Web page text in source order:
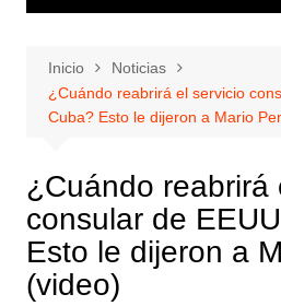
Inicio
Noticias
¿Cuándo reabrirá el servicio
Cuba? Esto le dijeron a Mario
¿Cuándo reabrirá
consular de
Esto le dijeron a
(video)